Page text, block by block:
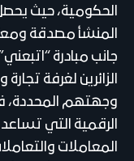
الحكومية، حيث
المنشأ مصدقة
جانب مبادرة
الزائرين لغرفة
وجهتهم المحددة،
الرقمية التي
المعاملات